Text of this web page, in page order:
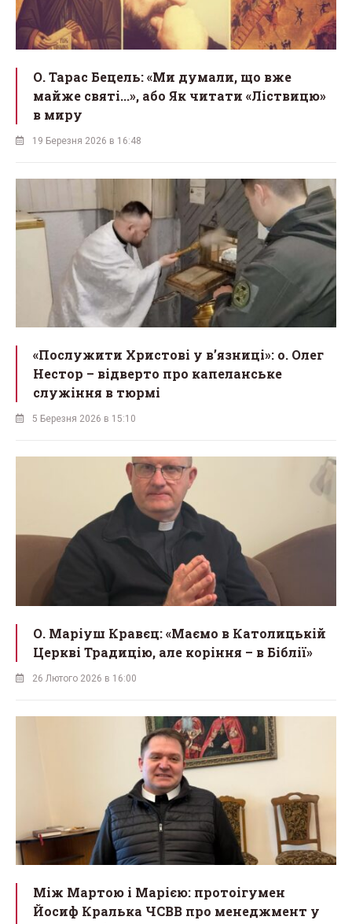
О. Тарас Бецель: «Ми думали, що вже
майже святі...», або Як читати «Ліствицю»
в миру
19 Березня 2026 в 16:48
«Послужити Христові у вʼязниці»: о. Олег
Нестор – відверто про капеланське
служіння в тюрмі
5 Березня 2026 в 15:10
О. Маріуш Кравєц: «Маємо в Католицькій
Церкві Традицію, але коріння – в Біблії»
26 Лютого 2026 в 16:00
Між Мартою і Марією: протоігумен
Йосиф Кралька ЧСВВ про менеджмент у